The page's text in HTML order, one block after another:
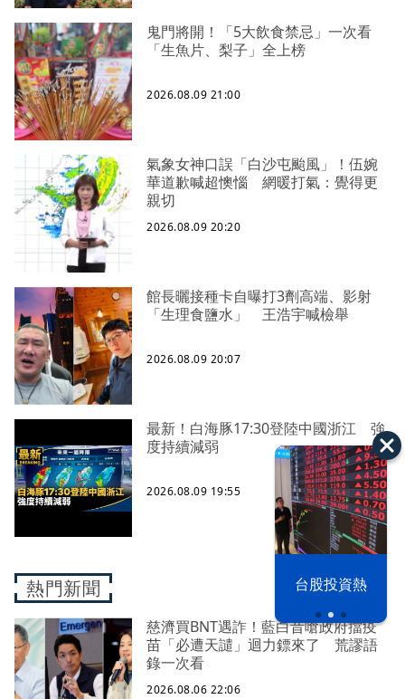
台股投資熱
鬼門將開！「5大飲食禁忌」一次看
「生魚片、梨子」全上榜
2026.08.09 21:00
氣象女神口誤「白沙屯颱風」！伍婉
華道歉喊超懊惱 網暖打氣：覺得更
親切
2026.08.09 20:20
館長曬接種卡自曝打3劑高端、影射
「生理食鹽水」 王浩宇喊檢舉
2026.08.09 20:07
最新！白海豚17:30登陸中國浙江 強
度持續減弱
2026.08.09 19:55
熱門新聞
慈濟買BNT遇詐！藍白昔嗆政府擋疫
苗「必遭天譴」迴力鏢來了 荒謬語
錄一次看
2026.08.06 22:06